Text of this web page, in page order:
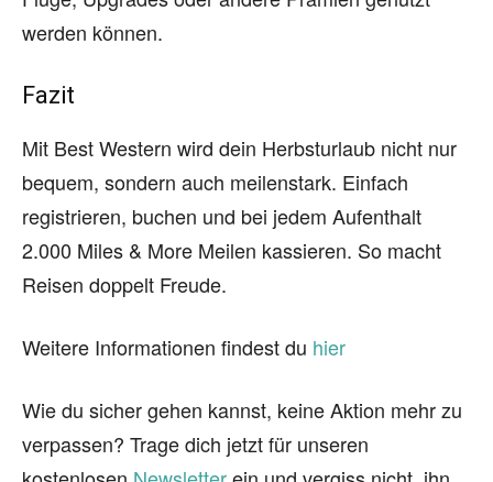
werden können.
Fazit
Mit Best Western wird dein Herbsturlaub nicht nur
bequem, sondern auch meilenstark. Einfach
registrieren, buchen und bei jedem Aufenthalt
2.000 Miles & More Meilen kassieren. So macht
Reisen doppelt Freude.
Weitere Informationen findest du hier
Wie du sicher gehen kannst, keine Aktion mehr zu
verpassen? Trage dich jetzt für unseren